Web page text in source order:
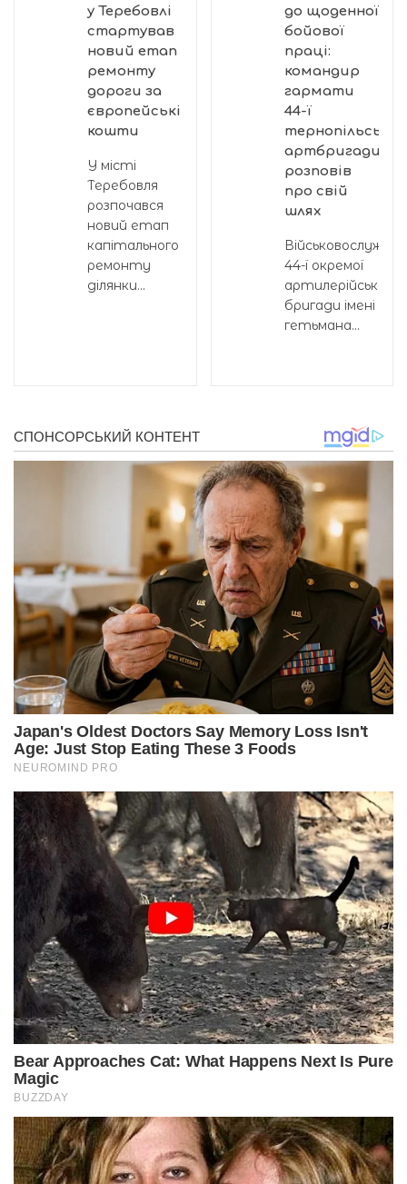
у Теребовлі
стартував
новий етап
ремонту
дороги за
європейські
кошти
У місті
Теребовля
розпочався
новий етап
капітального
ремонту
ділянки...
до щоденної
бойової
праці:
командир
гармати
44-ї
тернопільської
артбригади
розповів
про свій
шлях
44-ї окремої
артилерійської
бригади імені
гетьмана...